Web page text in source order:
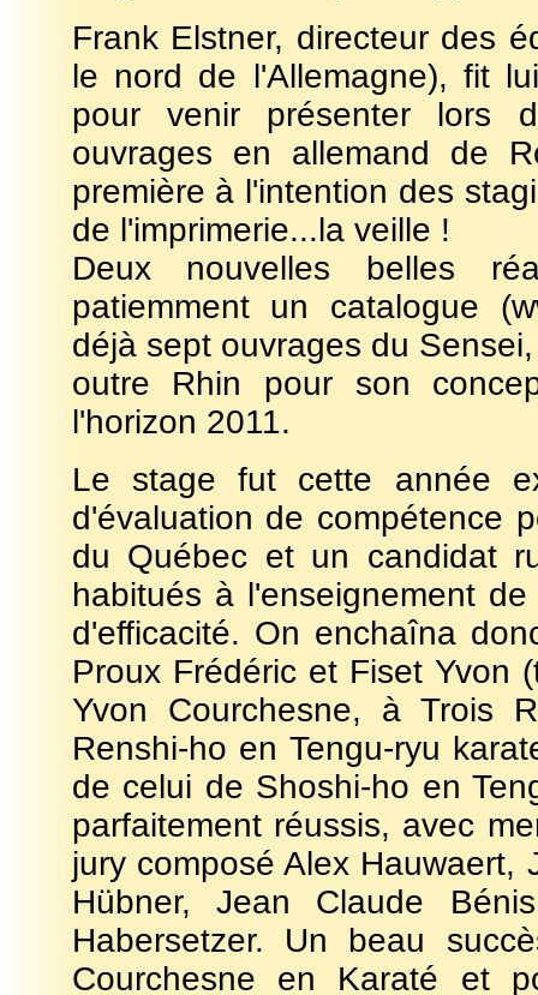
Frank Elstner, directeur des
le nord de l'Allemagne), fit
pour venir présenter lors
ouvrages en allemand de
première à l'intention des
de l'imprimerie...la veille !
Deux nouvelles belles
patiemment un catalogue
déjà sept ouvrages du
outre Rhin pour son
l'horizon 2011.
Le stage fut cette année
d'évaluation de compétence
du Québec et un candidat
habitués à l'enseignement
d'efficacité. On enchaîna
Proux Frédéric et Fiset Yvon
Yvon Courchesne, à Trois
Renshi-ho en Tengu-ryu
de celui de Shoshi-ho en
parfaitement réussis, avec
jury composé Alex Hauwaert,
Hübner, Jean Claude
Habersetzer. Un beau
Courchesne en Karaté et